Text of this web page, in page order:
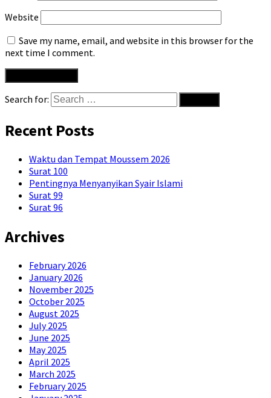
Website
Save my name, email, and website in this browser for the
next time I comment.
Search for:
Recent Posts
Waktu dan Tempat Moussem 2026
Surat 100
Pentingnya Menyanyikan Syair Islami
Surat 99
Surat 96
Archives
February 2026
January 2026
November 2025
October 2025
August 2025
July 2025
June 2025
May 2025
April 2025
March 2025
February 2025